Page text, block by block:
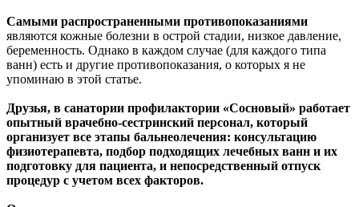
Самыми распространенными противопоказаниями
являются кожные болезни в острой стадии, низкое давление,
беременность. Однако в каждом случае (для каждого типа
ванн) есть и другие противопоказания, о которых я не
упоминаю в этой статье.
Друзья, в санатории профилактории «Сосновый» работает
опытный врачебно-сестринский персонал, который
организует все этапы бальнеолечения: консультацию
физиотерапевта, подбор подходящих лечебных ванн и их
подготовку для пациента, и непосредственный отпуск
процедур с учетом всех факторов.